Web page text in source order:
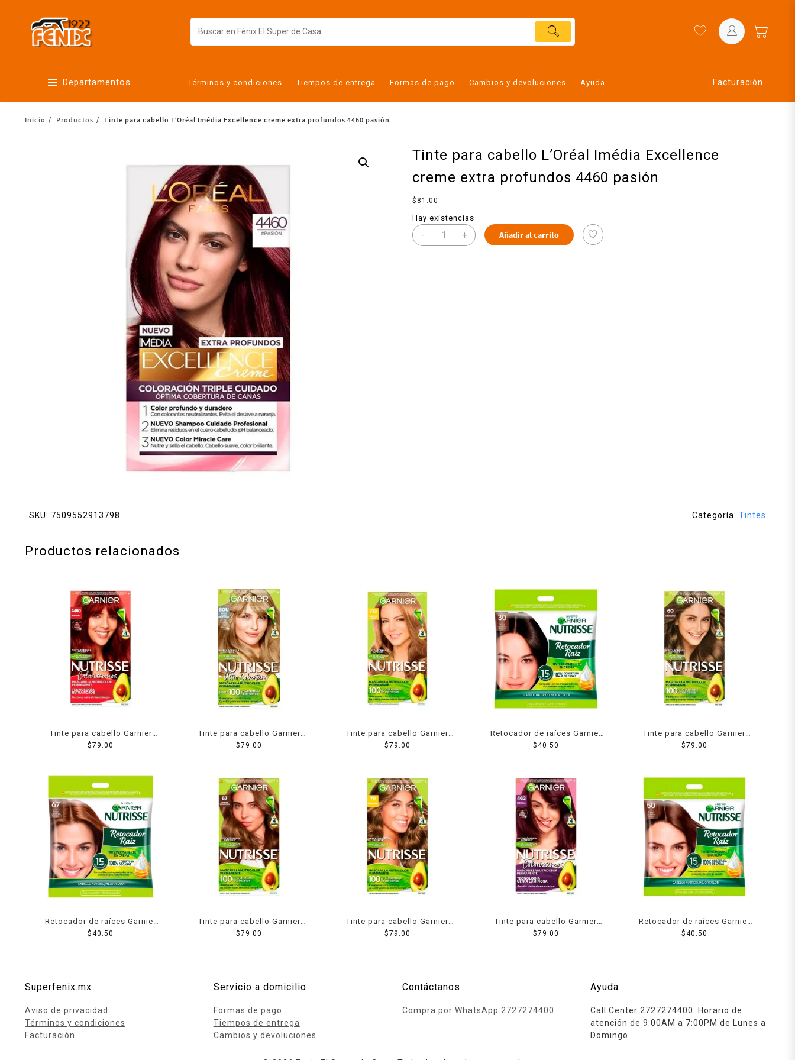
Departamentos
Alimentos
Términos y condiciones Tiempos de entrega Formas de pago Cambios y devoluciones Ayuda Facturación
Inicio Productos Tinte para cabello L’Oréal Imédia Excellence creme extra profundos 4460 pasión
Tinte para cabello L’Oréal Imédia Excellence
creme extra profundos 4460 pasión
$ 81.00
Hay existencias
- + Añadir al carrito
SKU: 7509552913798 Categoría: Tintes
Productos relacionados
Tinte para cabello Garnier
Nutrisse coloríssimos 4460
$79.00
Tinte para cabello Garnier
Nutrisse ultra cobertura 80u
$79.00
Tinte para cabello Garnier
Nutrisse 713 vainilla silvia
$79.00
Retocador de raíces Garnier
Nutrisse 30 tonos castaños
$40.50
Tinte para cabello Garnier
Nutrisse 60 capuccino
$79.00
Retocador de raíces Garnier
Nutrisse 67 tonos castaños
$40.50
Tinte para cabello Garnier
Nutrisse 67 chocolate
$79.00
Tinte para cabello Garnier
Nutrisse 70 almendra
$79.00
Tinte para cabello Garnier
Nutrisse coloríssimos 462
$79.00
Retocador de raíces Garnier
Nutrisse 50 tonos castaños
$40.50
Superfenix.mx
Aviso de privacidad
Términos y condiciones
Facturación
Servicio a domicilio
Formas de pago
Tiempos de entrega
Cambios y devoluciones
Contáctanos
Compra por WhatsApp 2727274400
Ayuda
Call Center 2727274400. Horario de
atención de 9:00AM a 7:00PM de Lunes a
Domingo.